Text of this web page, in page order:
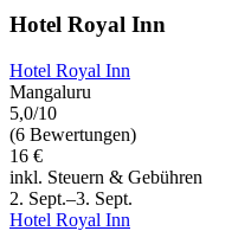
Hotel Royal Inn
Hotel Royal Inn
Mangaluru
5,0/10
(6 Bewertungen)
16 €
inkl. Steuern & Gebühren
2. Sept.–3. Sept.
Hotel Royal Inn